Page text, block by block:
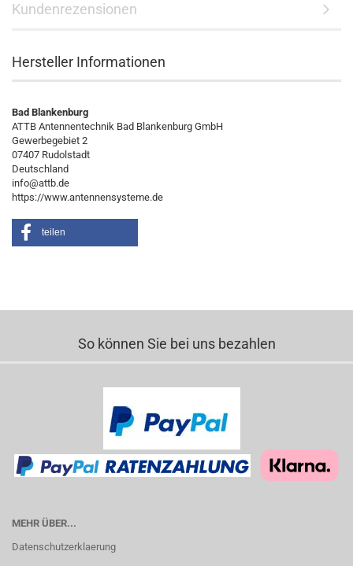
Kundenrezensionen
Hersteller Informationen
Bad Blankenburg
ATTB Antennentechnik Bad Blankenburg GmbH
Gewerbegebiet 2
07407 Rudolstadt
Deutschland
info@attb.de
https://www.antennensysteme.de
teilen
So können Sie bei uns bezahlen
MEHR ÜBER...
Datenschutzerklaerung